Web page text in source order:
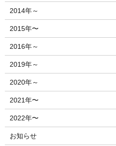
2014年～
2015年〜
2016年～
2019年～
2020年～
2021年〜
2022年〜
お知らせ